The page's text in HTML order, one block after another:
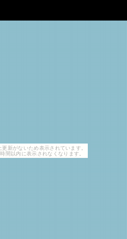
新がないため表示されています。
間以内に表示されなくなります。